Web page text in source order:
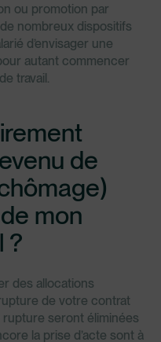
ou promotion par
nombreux dispositifs
d’envisager une
autant commencer
travail.
de
mon
?
des allocations
de votre contrat
rupture seront éliminées
la prise d’acte sont à